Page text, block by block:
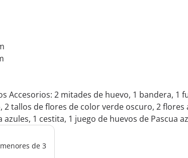
Accesorios: 2 mitades de huevo, 1 bandera,
tallos de flores de color verde oscuro, 2
1 cestita, 1 juego de huevos de Pascua
de 3